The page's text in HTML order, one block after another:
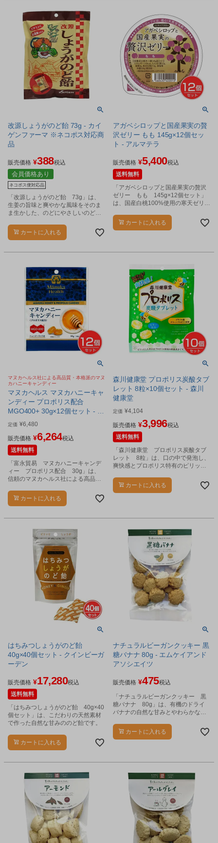
改源しょうがのど飴 73g - カイ
ゲンファーマ ※ネコポス対応商
品
販売価格 ¥388税込
会員価格あり
ネコポス便対応品
「改源しょうがのど飴 73g」は、
生姜の旨味と爽やかな風味をそのま
ま生かした、のどにやさしいのど飴
カートに入れる
アガベシロップと国産果実の贅
沢ゼリー もも 145g×12個セッ
ト - アルマテラ
販売価格 ¥5,400税込
送料無料
「アガベシロップと国産果実の贅沢
ゼリー もも 145g×12個セット」
は、国産白桃100%使用の寒天ゼリー
カートに入れる
マヌカヘルス社による高品質・本格派のマヌ
カハニーキャンディー
マヌカヘルス マヌカハニーキャ
ンディー プロポリス配合
MGO400+ 30g×12個セット - 富
永貿易
定価 ¥6,480
販売価格 ¥6,264税込
送料無料
「富永貿易 マヌカハニーキャンデ
ィー プロポリス配合 30g」は、
信頼のマヌカヘルス社による高品
ィー（のど飴）です。
カートに入れる
森川健康堂 プロポリス炭酸タブ
レット 8粒×10個セット - 森川
健康堂
定価 ¥4,104
販売価格 ¥3,996税込
送料無料
「森川健康堂 プロポリス炭酸タブ
レット 8粒」は、口の中で発泡し、
爽快感とプロポリス特有のピリッと
レットです。
カートに入れる
はちみつしょうがのど飴
40g×40個セット - クインビーガ
ーデン
販売価格 ¥17,280税込
送料無料
「はちみつしょうがのど飴 40g×40
個セット」は、こだわりの天然素材
で作った自然な甘みののど飴です。
カートに入れる
ナチュラルビーガンクッキー 黒
糖バナナ 80g - エムケイアンド
アソシエイツ
販売価格 ¥475税込
「ナチュラルビーガンクッキー 黒
糖バナナ 80g」は、有機のドライ
バナナの自然な甘みとやわらかな黒
カートに入れる